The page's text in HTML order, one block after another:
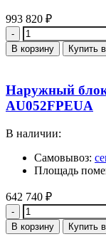
993 820 ₽
Количество
В корзину Купить
Наружный
AU052FPEUA
В наличии:
Самовывоз:
Площадь
642 740 ₽
Количество
В корзину Купить